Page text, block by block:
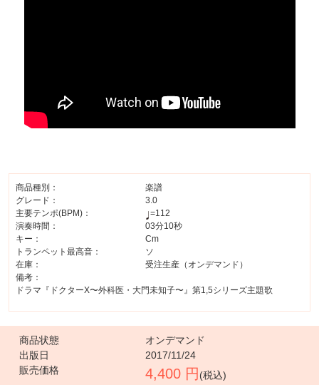
商品種別：
楽譜
グレード：
3.0
主要テンポ(BPM)：
=112
演奏時間：
03分10秒
キー：
Cm
トランペット最高音：
ソ
在庫：
受注生産（オンデマンド）
備考：
ドラマ『ドクターX〜外科医・大門未知子〜』第1,5シリーズ主題歌
商品状態
オンデマンド
出版日
2017/11/24
販売価格
4,400 円 (税込)